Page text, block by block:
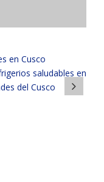
en Cusco
saludables en
del Cusco